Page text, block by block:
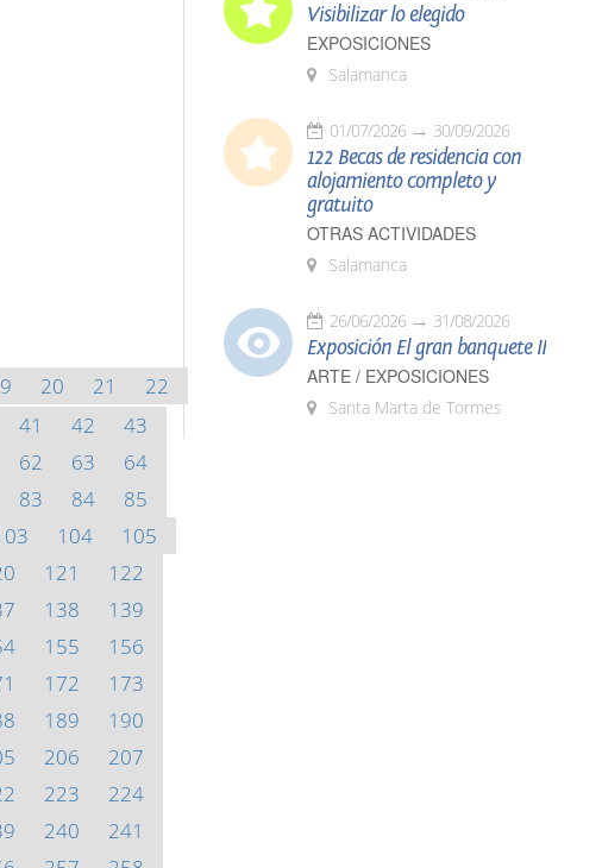
20 21
22
41 42
43
62 63
64
83 84
85
104
105
121
122
138
139
155
156
172
173
189
190
206
207
223
224
240
241
Visibilizar lo elegido
EXPOSICIONES
Salamanca
01/07/2026 30/09/2026
122 Becas de residencia con
alojamiento completo y
gratuito
OTRAS ACTIVIDADES
Salamanca
26/06/2026 31/08/2026
Exposición El gran banquete II
ARTE / EXPOSICIONES
Santa Marta de Tormes